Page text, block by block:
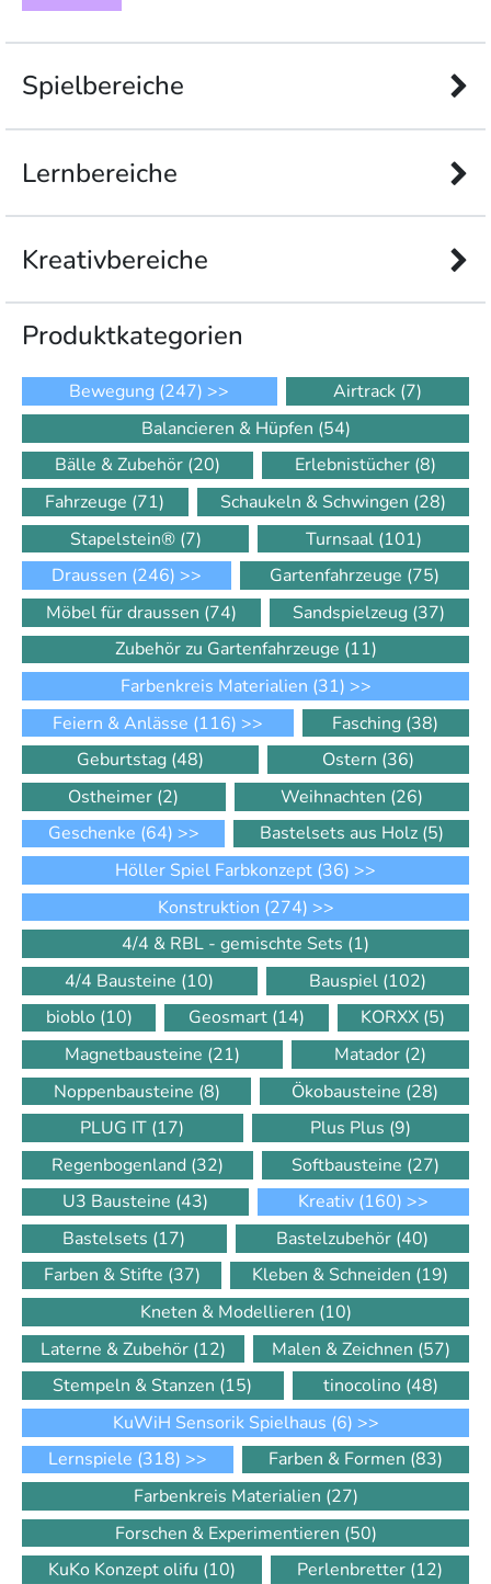
Spielbereiche
Lernbereiche
Kreativbereiche
Produkt­kategorien
Bewegung (247) >> Airtrack (7)
Balancieren & Hüpfen (54)
Bälle & Zubehör (20) Erlebnistücher (8)
Fahrzeuge (71) Schaukeln & Schwingen (28)
Stapelstein® (7) Turnsaal (101)
Draussen (246) >> Gartenfahrzeuge (75)
Möbel für draussen (74) Sandspielzeug (37)
Zubehör zu Gartenfahrzeuge (11)
Farbenkreis Materialien (31) >>
Feiern & Anlässe (116) >> Fasching (38)
Geburtstag (48) Ostern (36)
Ostheimer (2) Weihnachten (26)
Geschenke (64) >> Bastelsets aus Holz (5)
Höller Spiel Farbkonzept (36) >>
Konstruktion (274) >>
4/4 & RBL - gemischte Sets (1)
4/4 Bausteine (10) Bauspiel (102)
bioblo (10) Geosmart (14) KORXX (5)
Magnetbausteine (21) Matador (2)
Noppenbausteine (8) Ökobausteine (28)
PLUG IT (17) Plus Plus (9)
Regenbogenland (32) Softbausteine (27)
U3 Bausteine (43) Kreativ (160) >>
Bastelsets (17) Bastelzubehör (40)
Farben & Stifte (37) Kleben & Schneiden (19)
Kneten & Modellieren (10)
Laterne & Zubehör (12) Malen & Zeichnen (57)
Stempeln & Stanzen (15) tinocolino (48)
KuWiH Sensorik Spielhaus (6) >>
Lernspiele (318) >> Farben & Formen (83)
Farbenkreis Materialien (27)
Forschen & Experimentieren (50)
KuKo Konzept olifu (10) Perlenbretter (12)